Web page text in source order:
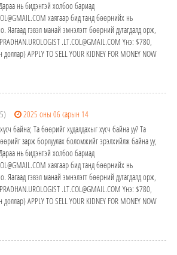
нь бидэнтэй холбоо бариад
хаягаар бид танд бөөрнийх нь
Яагаад гэвэл манай эмнэлэгт бөөрний дутагдалд орж,
.LT.COL@GMAIL.COM Yнэ: $780,
APPLY TO SELL YOUR KIDNEY FOR MONEY NOW
2025 оны 06 сарын 14
байна; Та бөөрийг худалдахыг хүсч байна уу? Та
зарж борлуулах боломжийг эрэлхийлж байна уу,
нь бидэнтэй холбоо бариад
хаягаар бид танд бөөрнийх нь
Яагаад гэвэл манай эмнэлэгт бөөрний дутагдалд орж,
.LT.COL@GMAIL.COM Yнэ: $780,
APPLY TO SELL YOUR KIDNEY FOR MONEY NOW